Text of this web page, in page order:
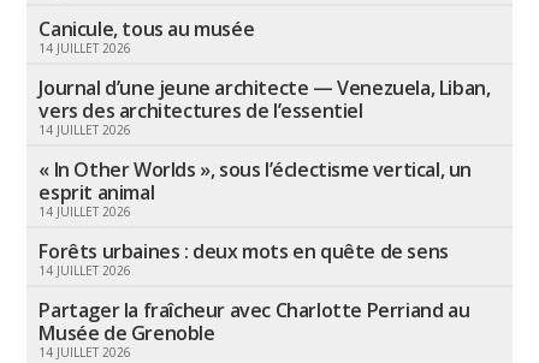
Canicule, tous au musée
14 JUILLET 2026
Journal d’une jeune architecte — Venezuela, Liban,
vers des architectures de l’essentiel
14 JUILLET 2026
« In Other Worlds », sous l’éclectisme vertical, un
esprit animal
14 JUILLET 2026
Forêts urbaines : deux mots en quête de sens
14 JUILLET 2026
Partager la fraîcheur avec Charlotte Perriand au
Musée de Grenoble
14 JUILLET 2026